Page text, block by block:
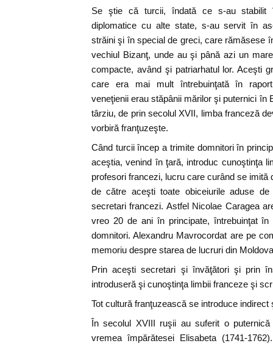
Se ştie că turcii, îndată ce s-au stabilit
diplomatice cu alte state, s-au servit în
străini şi în special de greci, care rămăsese
vechiul Bizanţ, unde au şi până azi un
compacte, având şi patriarhatul lor. Aceşti
care era mai mult întrebuinţată în
veneţienii erau stăpânii mărilor şi puternici în
târziu, de prin secolul XVII, limba franceză
vorbiră franţuzeşte.
Când turcii încep a trimite domnitori în
aceştia, venind în ţară, introduc cunoştinţa
profesori francezi, lucru care curând se imită
de către aceşti toate obiceiurile aduse
secretari francezi. Astfel Nicolae Caragea
vreo 20 de ani în principate, întrebuinţat
domnitori. Alexandru Mavrocordat are pe
memoriu despre starea de lucruri din
Prin aceşti secretari şi învăţători şi prin
introduseră şi cunoştinţa limbii franceze şi
Tot cultură franţuzească se introduce indirect
În secolul XVIII ruşii au suferit o
vremea împărătesei Elisabeta (1741-